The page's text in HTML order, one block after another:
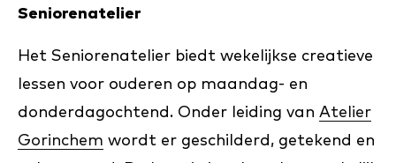
Seniorenatelier
Het Seniorenatelier biedt wekelijkse creatieve
lessen voor ouderen op maandag- en
donderdagochtend. Onder leiding van Atelier
Gorinchem wordt er geschilderd, getekend en